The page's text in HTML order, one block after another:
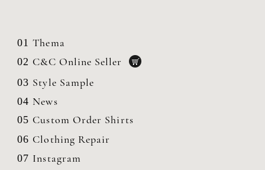
01 Thema
02 C&C Online Seller
03 Style Sample
04 News
05 Custom Order Shirts
06 Clothing Repair
07 Instagram